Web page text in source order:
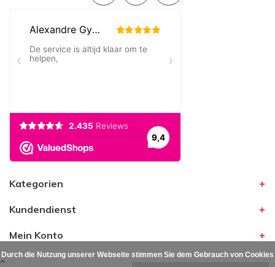
Kategorien
Kundendienst
Mein Konto
Durch die Nutzung unserer Webseite stimmen Sie dem Gebrauch von Cookies